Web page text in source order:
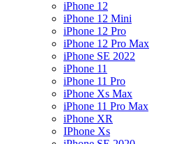
iPhone 12
iPhone 12 Mini
iPhone 12 Pro
iPhone 12 Pro Max
iPhone SE 2022
iPhone 11
iPhone 11 Pro
iPhone Xs Max
iPhone 11 Pro Max
iPhone XR
IPhone Xs